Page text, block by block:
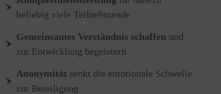
beliebig viele Teilnehmende
Gemeinsames Verständnis schaffen und
zur Entwicklung begeistern
Anonymität senkt die emotionale Schwelle
zur Beteiligung